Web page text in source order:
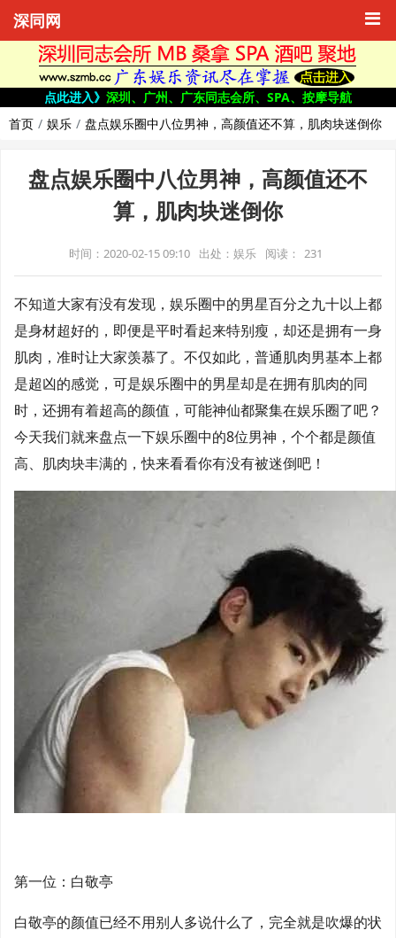
深同网
点此进入》 深圳、广州、广东同志会所、SPA、按摩导航
首页
娱乐 盘点娱乐圈中八位男神，高颜值还不算，肌肉块迷倒你
盘点娱乐圈中八位男神，高颜值还不
算，肌肉块迷倒你
时间：2020-02-15 09:10 出处：娱乐 阅读： 231
不知道大家有没有发现，娱乐圈中的男星百分之九十以上都
是身材超好的，即便是平时看起来特别瘦，却还是拥有一身
肌肉，准时让大家羡慕了。不仅如此，普通肌肉男基本上都
是超凶的感觉，可是娱乐圈中的男星却是在拥有肌肉的同
时，还拥有着超高的颜值，可能神仙都聚集在娱乐圈了吧？
今天我们就来盘点一下娱乐圈中的8位男神，个个都是颜值
高、肌肉块丰满的，快来看看你有没有被迷倒吧！
第一位：白敬亭
白敬亭的颜值已经不用别人多说什么了，完全就是吹爆的状